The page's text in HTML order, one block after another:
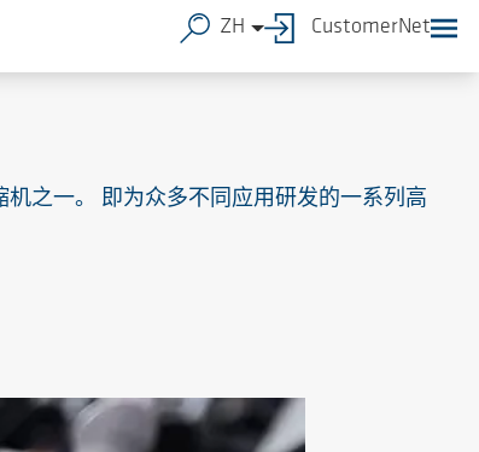
机之一。 即为众多不同应用研发的一系列高
ZH CustomerNet